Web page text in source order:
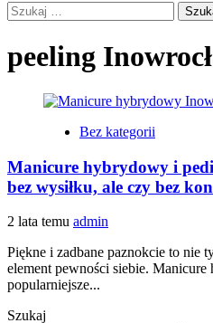
Primary
Menu
Szukaj:
peeling
Bez kategorii
Manicure hybrydowy i
bez wysiłku, ale czy bez
2 lata temu admin
Piękne i zadbane paznokcie to nie
element pewności siebie.
popularniejsze...
Szukaj